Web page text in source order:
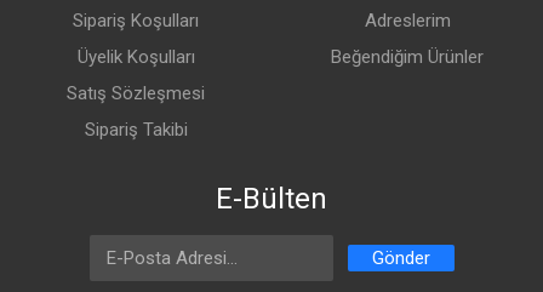
Sipariş Koşulları
Üyelik Koşulları
Satış Sözleşmesi
Sipariş Takibi
Adreslerim
Beğendiğim Ürünler
E-Bülten
Email Address Gönder